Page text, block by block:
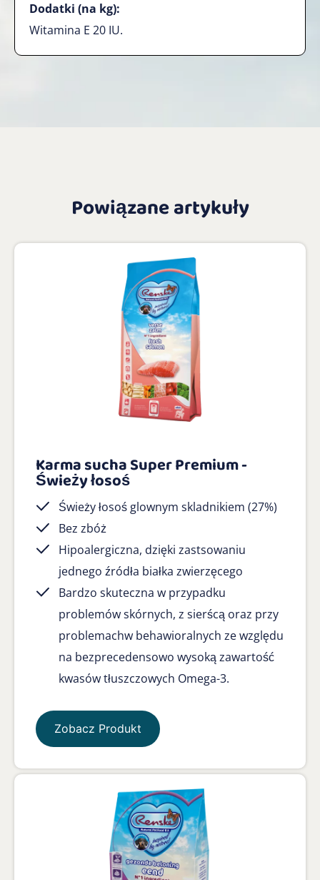
Dodatki (na kg):
Witamina E 20 IU.
Powiązane artykuły
Karma sucha Super Premium -
Świeży łosoś
Świeży łosoś glownym skladnikiem (27%)
Bez zbóż
Hipoalergiczna, dzięki zastsowaniu
jednego źródła białka zwierzęcego
Bardzo skuteczna w przypadku
problemów skórnych, z sierścą oraz przy
problemachw behawioralnych ze względu
na bezprecedensowo wysoką zawartość
kwasów tłuszczowych Omega-3.
Zobacz Produkt